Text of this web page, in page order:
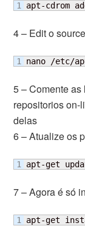
apt-cdrom
4 – Edit o
nano /etc/
5 – Comente
repositorios on-
delas
6 – Atualize os
apt-get
7 – Agora é só
apt-get